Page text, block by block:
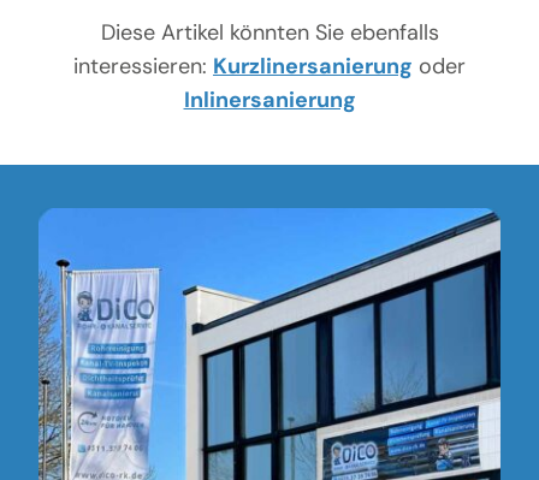
Diese Artikel könnten Sie ebenfalls
interessieren: Kurzlinersanierung oder
Inlinersanierung